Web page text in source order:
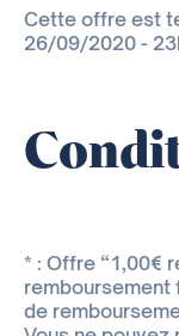
Cette offre est
26/09/2020 -
* : Offre “1,00€
remboursement
de